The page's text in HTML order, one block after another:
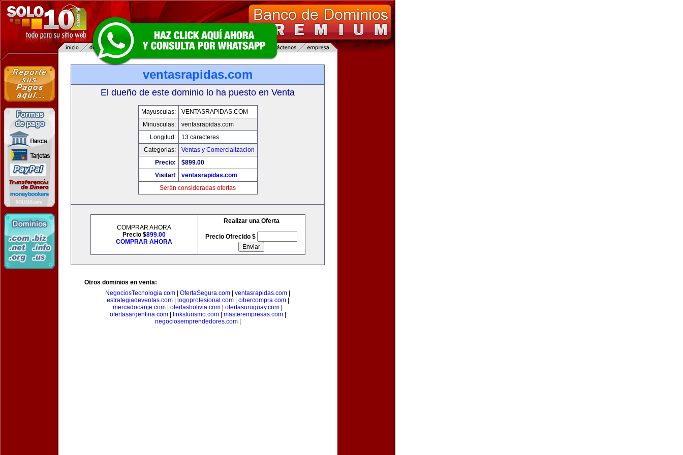
ventasrapidas.com
El dueño de este dominio lo ha puesto en Venta
Mayusculas:
VENTASRAPIDAS.COM
Minusculas:
ventasrapidas.com
Longitud:
13 caracteres
Categorias:
Ventas y Comercializacion
Precio:
$899.00
Visitar!
ventasrapidas.com
Serán consideradas ofertas
COMPRAR AHORA
Precio $899.00
COMPRAR AHORA
Realizar una Oferta
Precio Ofrecido $
Otros dominios en venta:
NegociosTecnologia.com
OfertaSegura.com ventasrapidas.com
estrategiadeventas.com| logoprofesional.com| cibercompra.com|
mercadocanje.com
ofertasbolivia.com ofertasuruguay.com
ofertasargentina.com| linksturismo.com| masterempresas.com|
negociosemprendedores.com|